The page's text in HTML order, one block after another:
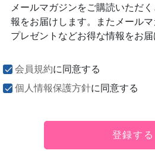
メールマガジンをご購読いただ
報をお届けします。またメール
プレゼントなどお得な情報をお届
会員規約に同意する
個人情報保護方針に同意する
登録する